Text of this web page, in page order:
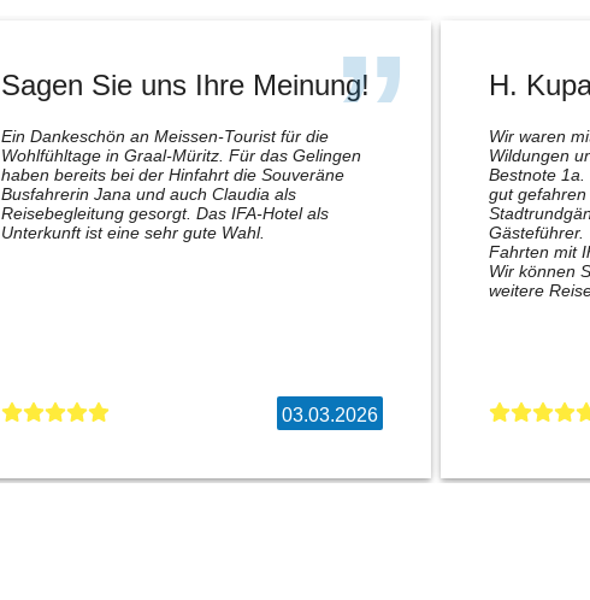
Sagen Sie uns Ihre Meinung!
Ein Dankeschön an Meissen-Tourist für die
Wohlfühltage in Graal-Müritz. Für das Gelingen
haben bereits bei der Hinfahrt die Souveräne
Busfahrerin Jana und auch Claudia als
Reisebegleitung gesorgt. Das IFA-Hotel als
Unterkunft ist eine sehr gute Wahl.
03.03.2026
H.
Wir waren
Wildungen
Bestnote
gut
Gästeführer.
Fahrten mit
Wir können
weitere